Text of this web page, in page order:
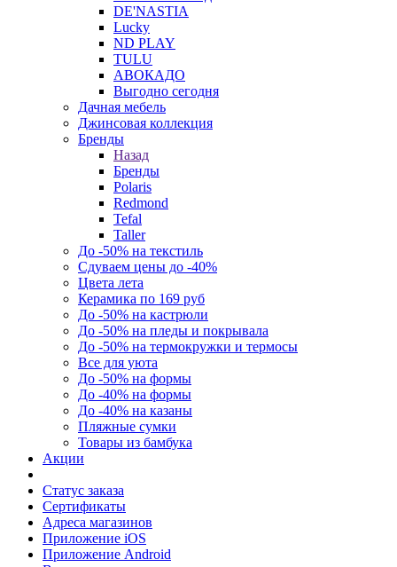
DE'NASTIA
Lucky
ND PLAY
TULU
АВОКАДО
Выгодно сегодня
Дачная мебель
Джинсовая коллекция
Бренды
Назад
Бренды
Polaris
Redmond
Tefal
Taller
До -50% на текстиль
Сдуваем цены до -40%
Цвета лета
Керамика по 169 руб
До -50% на кастрюли
До -50% на пледы и покрывала
До -50% на термокружки и термосы
Все для уюта
До -50% на формы
До -40% на формы
До -40% на казаны
Пляжные сумки
Товары из бамбука
Акции
Статус заказа
Сертификаты
Адреса магазинов
Приложение iOS
Приложение Android